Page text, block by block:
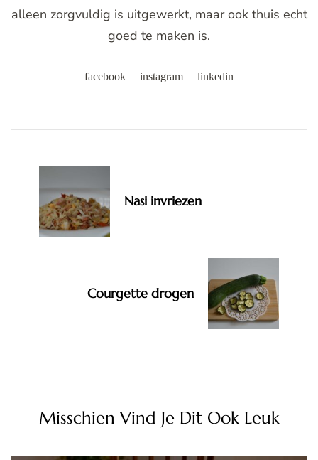
alleen zorgvuldig is uitgewerkt, maar ook thuis echt
goed te maken is.
facebook instagram linkedin
Navigation
Nasi invriezen
Courgette drogen
Misschien Vind Je Dit Ook Leuk